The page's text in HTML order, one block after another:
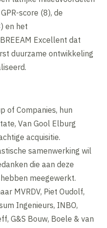
score (8), de
en het
Excellent dat
duurzame ontwikkeling
of Companies, hun
Van Gool Elburg
acquisitie.
samenwerking wil
die aan deze
meegewerkt.
MVRDV, Piet Oudolf,
Ingenieurs, INBO,
G&S Bouw, Boele & van